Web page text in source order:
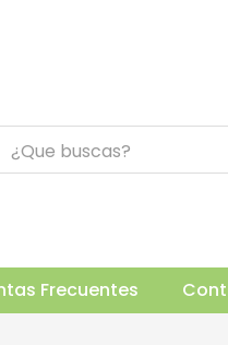
Frecuentes